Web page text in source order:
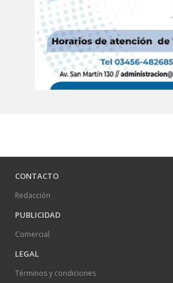
CONTACTO
Redacción
PUBLICIDAD
Comercial
LEGAL
Términos y condiciones